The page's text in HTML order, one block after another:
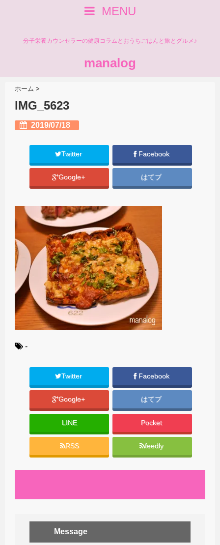
MENU
分子栄養カウンセラーの健康コラムとおうちごはんと旅とグルメ♪
manalog
ホーム >
IMG_5623
2019/07/18
Twitter Facebook
Google+ はてブ
-
Twitter Facebook
Google+ はてブ
LINE Pocket
RSS feedly
Message